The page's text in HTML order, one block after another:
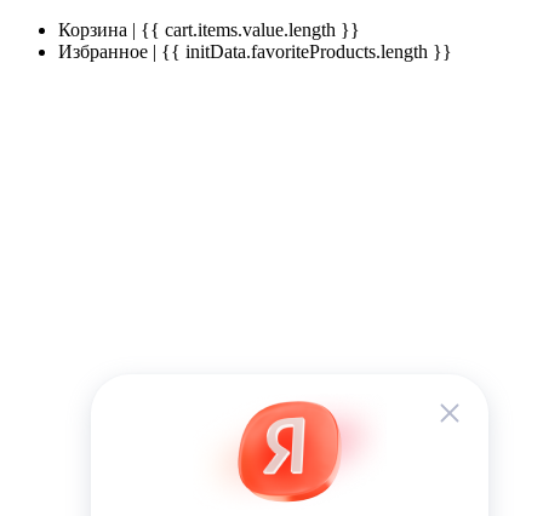
Корзина | {{ cart.items.value.length }}
Избранное | {{ initData.favoriteProducts.length }}